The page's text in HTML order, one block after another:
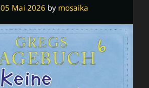
05 Mai 2026 by mosaika